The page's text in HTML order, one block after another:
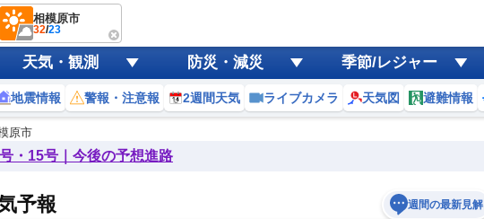
相模原市
32/23
天気・観測 防災・減災 季節/レジャー
地震情報 警報・注意報 2週間天気 ライブカメラ 天気図 避難情報
原市
・15号｜今後の予想進路
予報 週間の最新見解